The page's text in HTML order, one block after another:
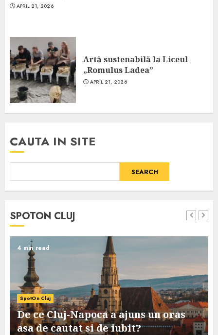
APRIL 21, 2026
Artă sustenabilă la Liceul
„Romulus Ladea”
APRIL 21, 2026
CAUTA IN SITE
SEARCH
SPOTON CLUJ
4 min read
SpotOn Cluj
De ce Cluj-Napoca a ajuns un oras
asa de cautat si de iubit?